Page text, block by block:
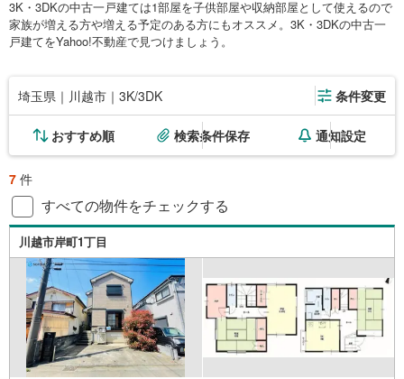
3K・3DKの中古一戸建ては1部屋を子供部屋や収納部屋として使えるので
家族が増える方や増える予定のある方にもオススメ。3K・3DKの中古一
戸建てをYahoo!不動産で見つけましょう。
埼玉県｜川越市｜3K/3DK 条件変更
おすすめ順 検索条件保存 通知設定
7 件
すべての物件をチェックする
川越市岸町1丁目